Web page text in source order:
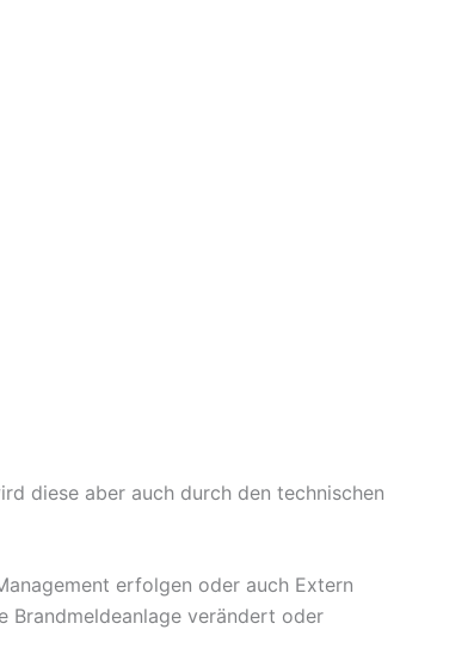
diese aber auch durch den technischen
erfolgen oder auch Extern
Brandmeldeanlage verändert oder